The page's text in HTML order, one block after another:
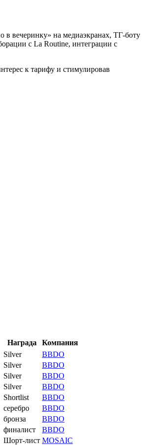
вечеринку» на медиаэкранах, ТГ-боту
с La Routine, интеграции с
к тарифу и стимулировав
Награда
Компания
Silver
BBDO
Silver
BBDO
Silver
BBDO
Silver
BBDO
Shortlist
BBDO
серебро
BBDO
бронза
BBDO
финалист
BBDO
Шорт-лист MOSAIC